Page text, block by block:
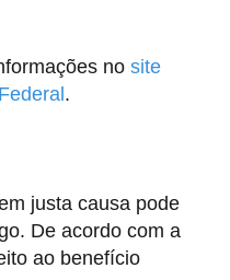
no site
.
justa causa pode
De acordo com a
ao benefício